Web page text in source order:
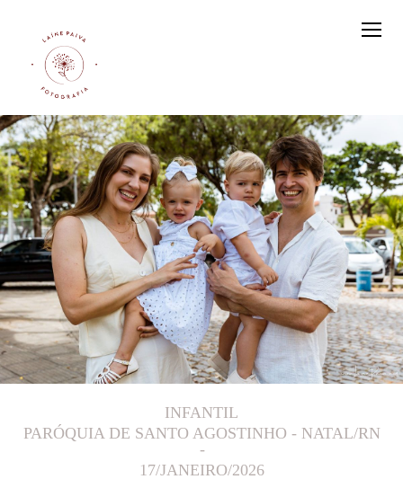
INFANTIL
PARÓQUIA DE SANTO AGOSTINHO - NATAL/RN
17/JANEIRO/2026